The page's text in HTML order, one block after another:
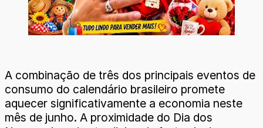
A combinação de três dos principais eventos de
consumo do calendário brasileiro promete
aquecer significativamente a economia neste
mês de junho. A proximidade do Dia dos